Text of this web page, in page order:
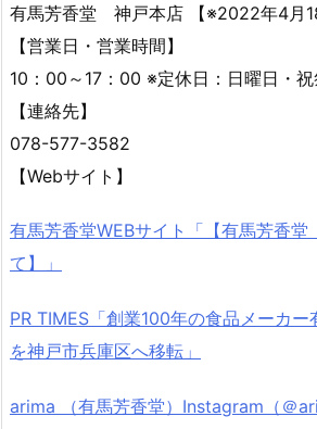
有馬芳香堂 神戸本店 【※2022年4月
【営業日・営業時間】
10：00～17：00 ※定休日：日曜日・祝
【連絡先】
078-577-3582
【Webサイト】
有馬芳香堂WEBサイト「【有馬芳香
て】」
PR TIMES「創業100年の食品メーカ
を神戸市兵庫区へ移転」
arima （有馬芳香堂）Instagram（＠